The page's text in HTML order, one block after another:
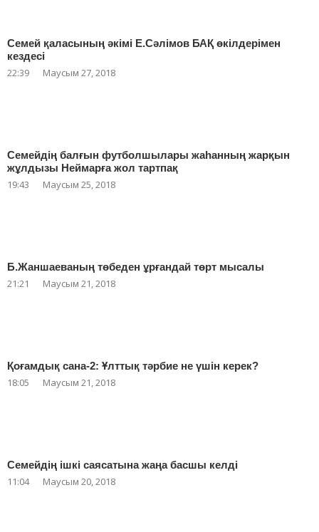
Семей қаласының әкімі Е.Сәлімов БАҚ өкілдерімен
кездесі
22:39 Маусым 27, 2018
Семейдің балғын футболшылары жаһанның жарқын
жұлдызы Неймарға жол тартпақ
19:43 Маусым 25, 2018
Б.Жаншаеваның төбеден ұрғандай төрт мысалы
21:21 Маусым 21, 2018
Қоғамдық сана-2: Ұлттық тәрбие не үшін керек?
18:05 Маусым 21, 2018
Семейдің ішкі саясатына жаңа басшы келді
11:04 Маусым 20, 2018